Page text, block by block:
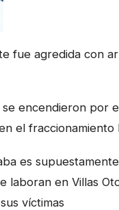
fue agredida con
se encendieron por
el fraccionamiento
es
laboran en Villas
víctimas